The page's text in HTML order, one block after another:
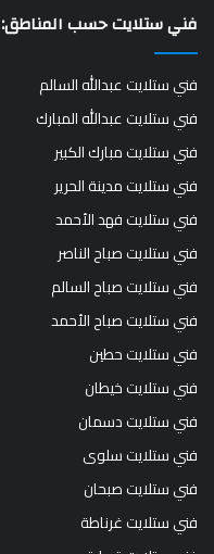
فني ستلايت حسب المناطق:
فني ستلايت عبدالله السالم
فني ستلايت عبدالله المبارك
فني ستلايت مبارك الكبير
فني ستلايت مدينة الحرير
فني ستلايت فهد الأحمد
فني ستلايت صباح الناصر
فني ستلايت صباح السالم
فني ستلايت صباح الأحمد
فني ستلايت حطين
فني ستلايت خيطان
فني ستلايت دسمان
فني ستلايت سلوى
فني ستلايت صبحان
فني ستلايت غرناطة